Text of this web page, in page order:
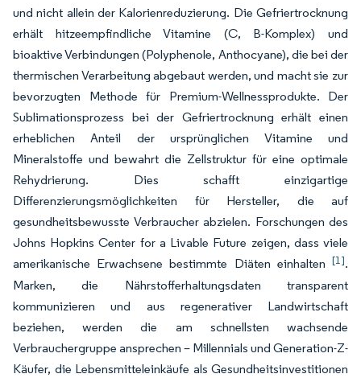
und nicht allein der Kalorienreduzierung. Die Gefriertrocknung
erhält hitzeempfindliche Vitamine (C, B-Komplex) und
bioaktive Verbindungen (Polyphenole, Anthocyane), die bei der
thermischen Verarbeitung abgebaut werden, und macht sie zur
bevorzugten Methode für Premium-Wellnessprodukte. Der
Sublimationsprozess bei der Gefriertrocknung erhält einen
erheblichen Anteil der ursprünglichen Vitamine und
Mineralstoffe und bewahrt die Zellstruktur für eine optimale
Rehydrierung. Dies schafft einzigartige
Differenzierungsmöglichkeiten für Hersteller, die auf
gesundheitsbewusste Verbraucher abzielen. Forschungen des
Johns Hopkins Center for a Livable Future zeigen, dass viele
amerikanische Erwachsene bestimmte Diäten einhalten [1].
Marken, die Nährstofferhaltungsdaten transparent
kommunizieren und aus regenerativer Landwirtschaft
beziehen, werden die am schnellsten wachsende
Verbrauchergruppe ansprechen – Millennials und Generation-Z-
Käufer, die Lebensmitteleinkäufe als Gesundheitsinvestitionen